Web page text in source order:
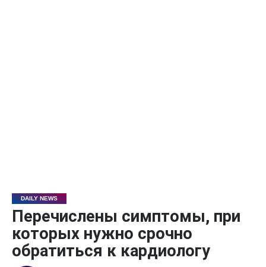
DAILY NEWS
Перечислены симптомы, при
которых нужно срочно
обратиться к кардиологу